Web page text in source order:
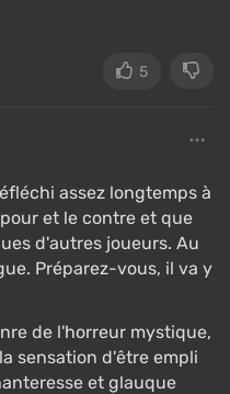
5
assez longtemps à
et le contre et que
d'autres joueurs. Au
Préparez-vous, il va y
de l'horreur mystique,
sensation d'être empli
et glauque